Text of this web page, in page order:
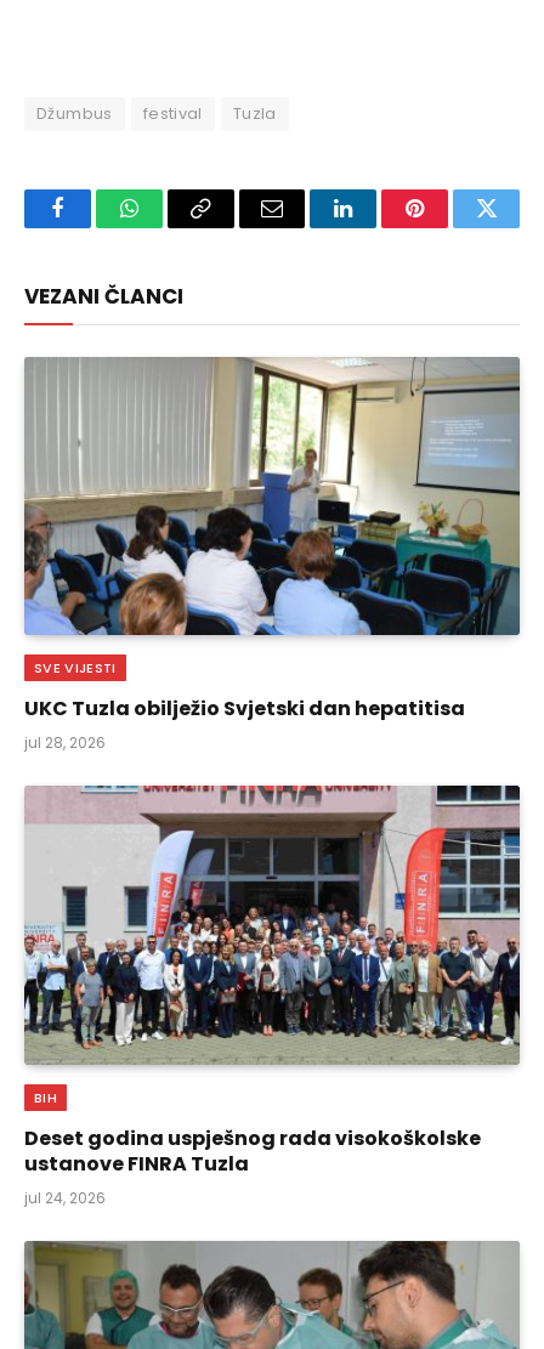
Džumbus festival Tuzla
FacebookWhatsAppCopy
Email LinkedInPinterest
VEZANI ČLANCI
SVE VIJESTI
UKC Tuzla obilježio Svjetski dan hepatitisa
jul 28, 2026
BIH
Deset godina uspješnog rada visokoškolske
ustanove FINRA Tuzla
jul 24, 2026